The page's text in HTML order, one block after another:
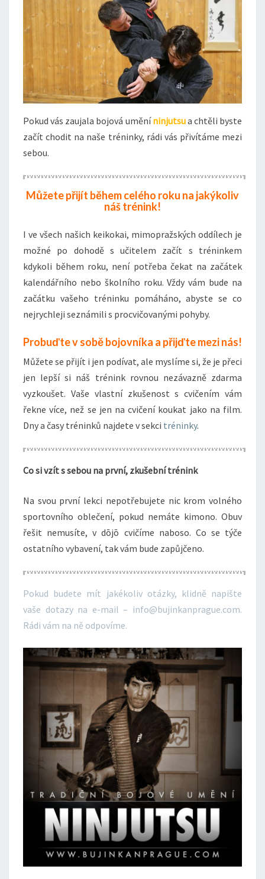
Pokud vás zaujala bojová uměníninjutsua chtěli byste
začít chodit na naše tréninky, rádi vás přivítáme mezi
sebou.
Můžete přijít během celého roku na jakýkoliv
náš trénink!
I ve všech našich keikokai, mimopražských oddílech je
možné po dohodě s učitelem začít s tréninkem
kdykoli během roku, není potřeba čekat na začátek
kalendářního nebo školního roku. Vždy vám bude na
začátku vašeho tréninku pomáháno, abyste se co
nejrychleji seznámili s procvičovanými pohyby.
Probuďte v sobě bojovníka a přijďte mezi nás!
Můžete se přijít i jen podívat, ale myslíme si, že je přeci
jen lepší si náš trénink rovnou nezávazně zdarma
vyzkoušet. Vaše vlastní zkušenost s cvičením vám
řekne více, než se jen na cvičení koukat jako na film.
Dny a časy tréninků najdete v sekci tréninky.
Cosi vzít s sebou na první, zkušební trénink
Na svou první lekci nepotřebujete nic krom volného
sportovního oblečení, pokud nemáte kimono. Obuv
řešit nemusíte, v dōjō cvičíme naboso. Co se týče
ostatního vybavení, tak vám bude zapůjčeno.
Pokud budete mít jakékoliv otázky, klidně napište
vaše dotazy na e-mail – info@bujinkanprague.com.
Rádi vám na ně odpovíme.